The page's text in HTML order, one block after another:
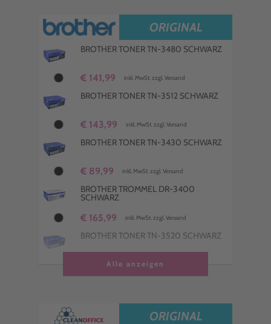
SCHWARZ
€ 334,98
SCHWARZ
€ 411,99 inkl. MwSt. zzgl. Versand
ORIGINAL
BROTHER TONER TN-3480 SCHWARZ
€ 141,99 inkl. MwSt. zzgl. Versand
BROTHER TONER TN-3512 SCHWARZ
€ 143,99 inkl. MwSt. zzgl. Versand
BROTHER TONER TN-3430 SCHWARZ
€ 89,99 inkl. MwSt. zzgl. Versand
BROTHER TROMMEL DR-3400
SCHWARZ
€ 165,99 inkl. MwSt. zzgl. Versand
BROTHER TONER TN-3520 SCHWARZ
€ 149,99 inkl. MwSt. zzgl. Versand
inkl. MwSt. zzgl. Versand
Alle anzeigen
ORIGINAL